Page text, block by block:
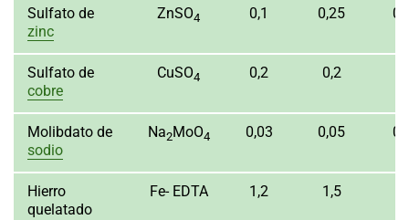
Sulfato de
zinc
ZnSO4 0,1 0,25
Sulfato de
cobre
CuSO4 0,2 0,2
Molibdato de
sodio
Na2MoO4 0,03 0,05
Hierro
quelatado
Fe- EDTA 1,2 1,5